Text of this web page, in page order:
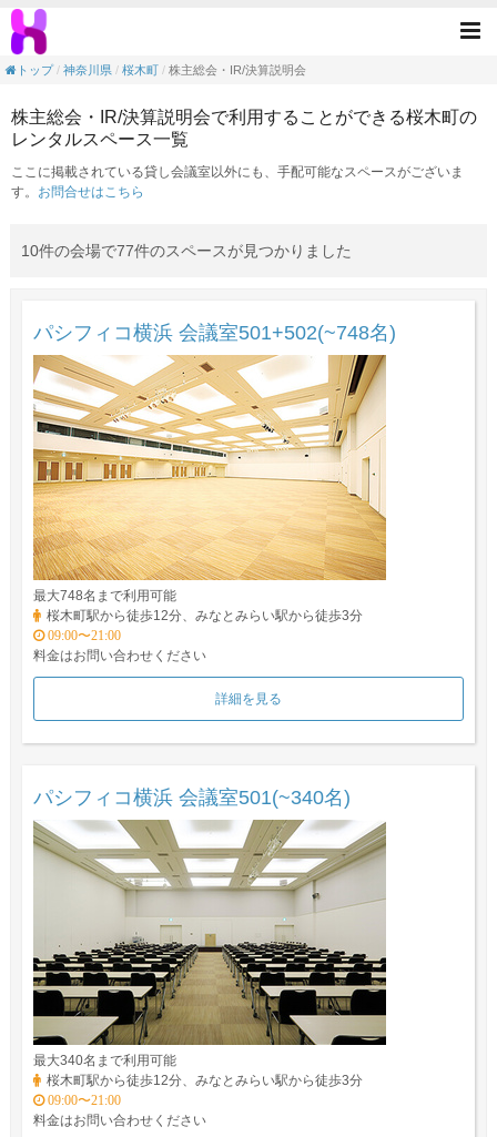
株主総会・IR/決算説明会の目的で利用で
トップ
神奈川県 桜木町 株主総会・IR/決算説明会
株主総会・IR/決算説明会で利用することができる桜木町の
レンタルスペース一覧
ここに掲載されている貸し会議室以外にも、手配可能なスペースがございま
す。 お問合せはこちら
10件の会場で77件のスペースが見つかりました
パシフィコ横浜 会議室501+502(~748名)
最大748名まで利用可能
桜木町駅から徒歩12分、みなとみらい駅から徒歩3分
09:00〜21:00
料金はお問い合わせください
詳細を見る
パシフィコ横浜 会議室501(~340名)
最大340名まで利用可能
桜木町駅から徒歩12分、みなとみらい駅から徒歩3分
09:00〜21:00
料金はお問い合わせください